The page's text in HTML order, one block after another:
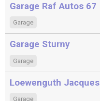
Garage Raf Autos 67
Garage
Garage Sturny
Garage
Loewenguth Jacques
Garage